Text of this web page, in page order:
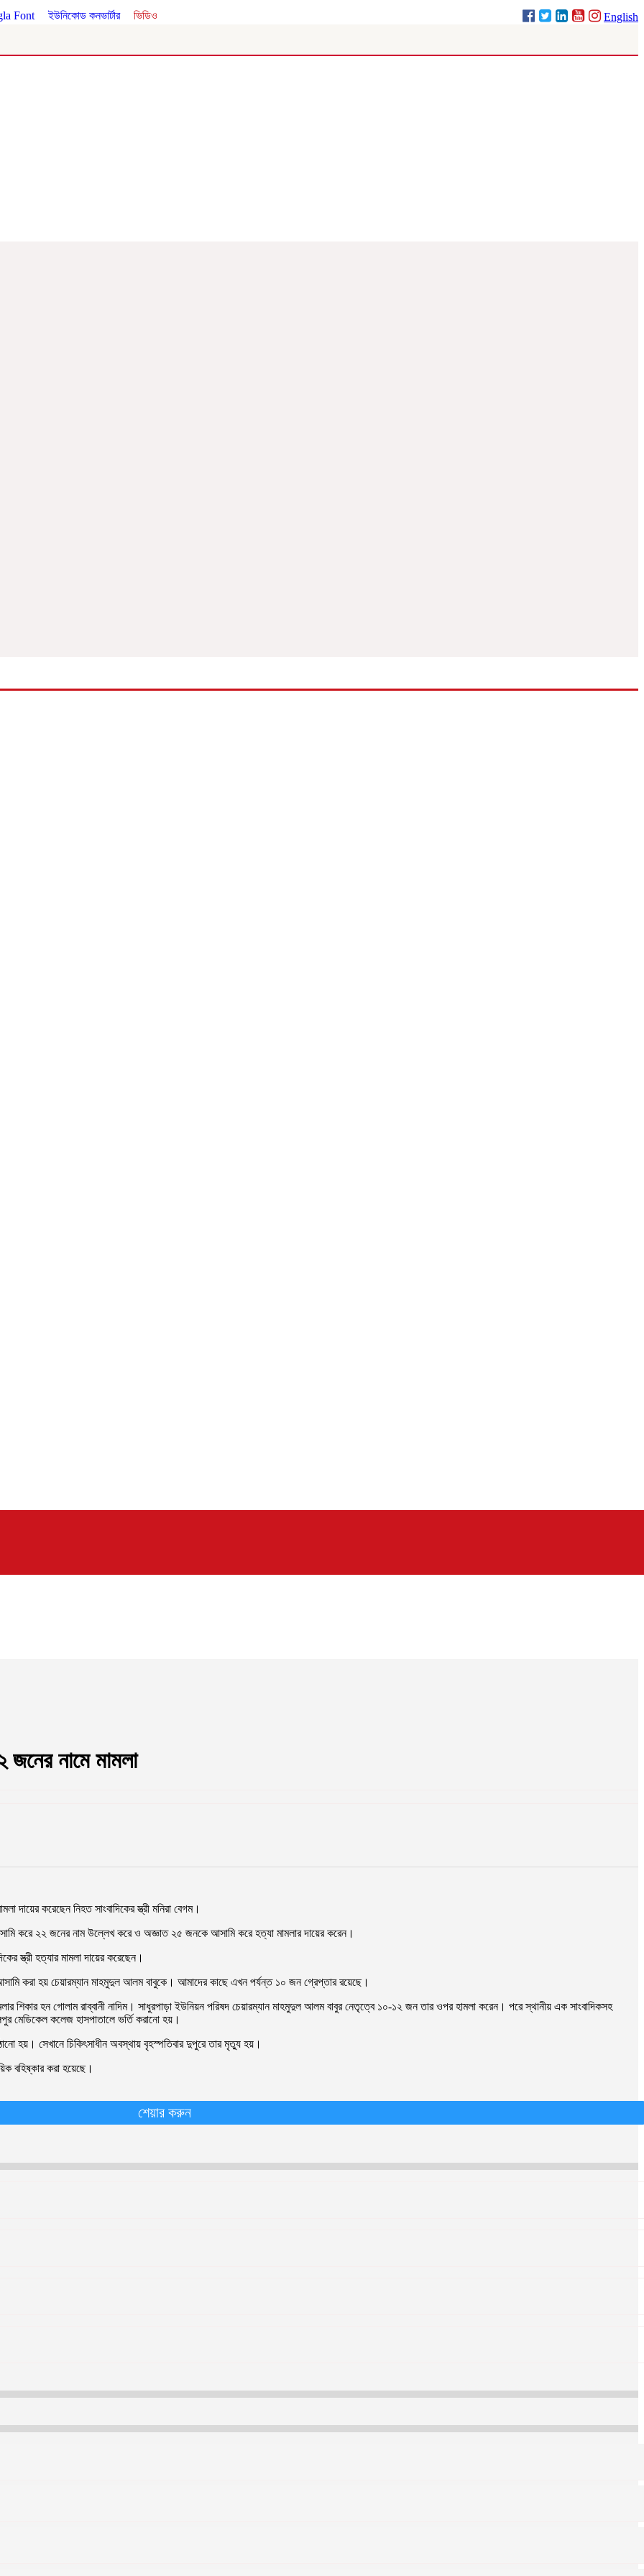
Font ।ইউনিকোড কনভার্টার ভিডিও English
জনের নামে মামলা
দায়ের করেছেন নিহত সাংবাদিকের স্ত্রী মনিরা বেগম।
করে ২২ জনের নাম উল্লেখ করে ও অজ্ঞাত ২৫ জনকে আসামি করে হত্যা মামলার দায়ের করেন।
স্ত্রী হত্যার মামলা দায়ের করেছেন।
আসামি করা হয় চেয়ারম্যান মাহমুদুল আলম বাবুকে। আমাদের কাছে এখন পর্যন্ত ১০ জন গ্রেপ্তার রয়েছে।
শিকার হন গোলাম রাব্বানী নাদিম। সাধুরপাড়া ইউনিয়ন পরিষদ চেয়ারম্যান মাহমুদুল আলম বাবুর নেতৃত্বে ১০-১২ জন তার ওপর হামলা করেন। পরে স্থানীয় এক সাংবাদিকসহ
মেডিকেল কলেজ হাসপাতালে ভর্তি করানো হয়।
হয়। সেখানে চিকিৎসাধীন অবস্থায় বৃহস্পতিবার দুপুরে তার মৃত্যু হয়।
বহিষ্কার করা হয়েছে।
শেয়ার করুন